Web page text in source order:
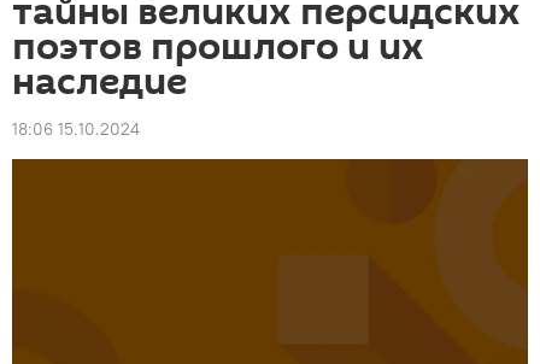
тайны великих персидских
поэтов прошлого и их
наследие
18:06 15.10.2024